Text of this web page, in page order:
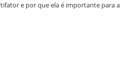
e por que ela é importante para a